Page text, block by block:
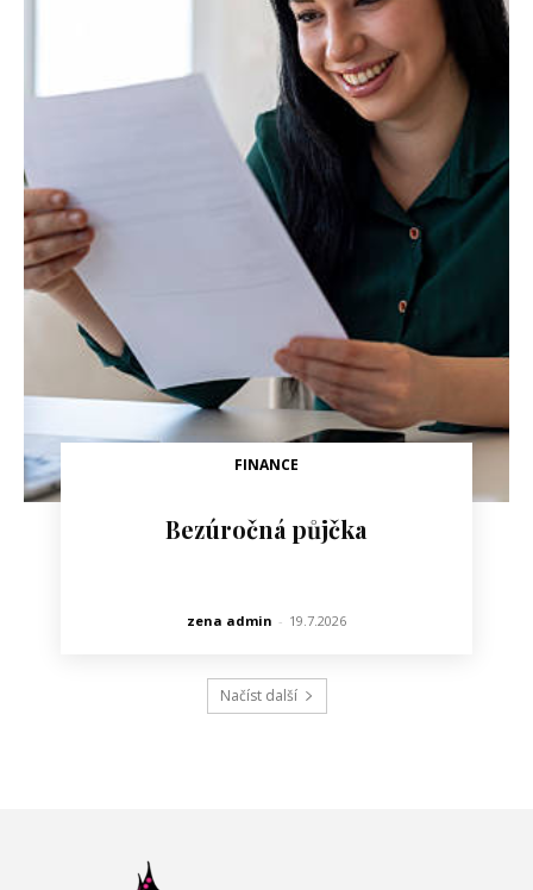
FINANCE
Bezúročná půjčka
zena admin - 19.7.2026
Načíst další